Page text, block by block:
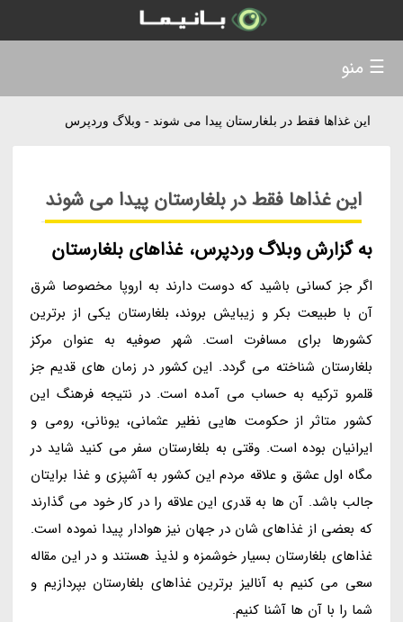
این غذاها فقط در بلغارستان پیدا می شوند - وبلاگ وردپرس
این غذاها فقط در بلغارستان پیدا می شوند
به گزارش وبلاگ وردپرس، غذاهای بلغارستان
اگر جز کسانی باشید که دوست دارند به اروپا مخصوصا شرق
آن با طبیعت بکر و زیبایش بروند، بلغارستان یکی از برترین
کشورها برای مسافرت است. شهر صوفیه به عنوان مرکز
بلغارستان شناخته می گردد. این کشور در زمان های قدیم جز
قلمرو ترکیه به حساب می آمده است. در نتیجه فرهنگ این
کشور متاثر از حکومت هایی نظیر عثمانی، یونانی، رومی و
ایرانیان بوده است. وقتی به بلغارستان سفر می کنید شاید در
مگاه اول عشق و علاقه مردم این کشور به آشپزی و غذا برایتان
جالب باشد. آن ها به قدری این علاقه را در کار خود می گذارند
که بعضی از غذاهای شان در جهان نیز هوادار پیدا نموده است.
غذاهای بلغارستان بسیار خوشمزه و لذیذ هستند و در این مقاله
سعی می کنیم به آنالیز برترین غذاهای بلغارستان بپردازیم و
شما را با آن ها آشنا کنیم.
☰ منو